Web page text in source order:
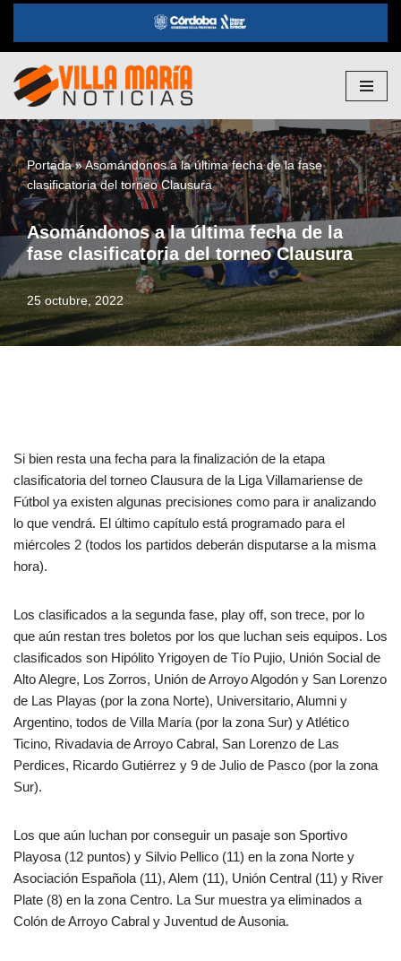
al
contenido
Portada»Asomándonos a la última fecha de la fase
clasificatoria del torneo Clausura
Asomándonos a la última fecha de la
fase clasificatoria del torneo Clausura
25 octubre, 2022
Si bien resta una fecha para la finalización de la etapa
clasificatoria del torneo Clausura de la Liga Villamariense de
Fútbol ya existen algunas precisiones como para ir analizando
lo que vendrá. El último capítulo está programado para el
miércoles 2 (todos los partidos deberán disputarse a la misma
hora).
Los clasificados a la segunda fase, play off, son trece, por lo
que aún restan tres boletos por los que luchan seis equipos. Los
clasificados son Hipólito Yrigoyen de Tío Pujio, Unión Social de
Alto Alegre, Los Zorros, Unión de Arroyo Algodón y San Lorenzo
de Las Playas (por la zona Norte), Universitario, Alumni y
Argentino, todos de Villa María (por la zona Sur) y Atlético
Ticino, Rivadavia de Arroyo Cabral, San Lorenzo de Las
Perdices, Ricardo Gutiérrez y 9 de Julio de Pasco (por la zona
Sur).
Los que aún luchan por conseguir un pasaje son Sportivo
Playosa (12 puntos) y Silvio Pellico (11) en la zona Norte y
Asociación Española (11), Alem (11), Unión Central (11) y River
Plate (8) en la zona Centro. La Sur muestra ya eliminados a
Colón de Arroyo Cabral y Juventud de Ausonia.